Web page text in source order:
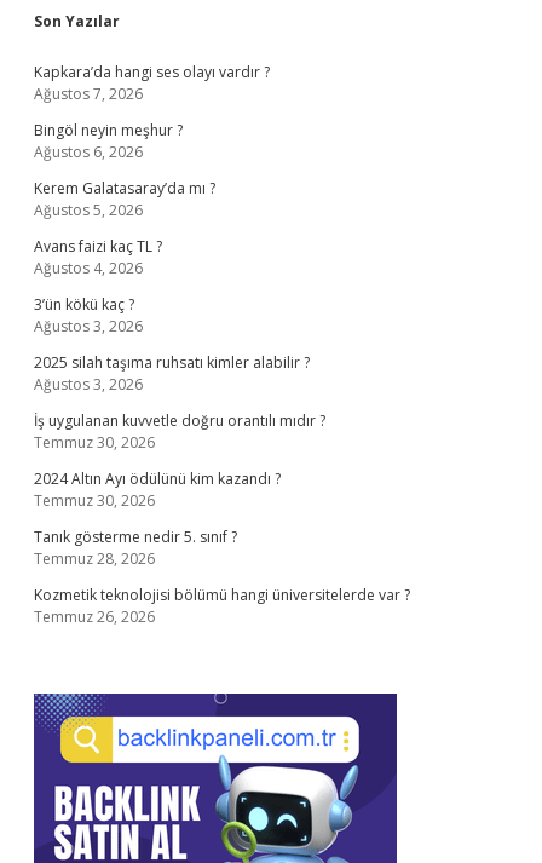
Sidebar
Son Yazılar
Kapkara’da hangi ses olayı vardır ?
Ağustos 7, 2026
Bingöl neyin meşhur ?
Ağustos 6, 2026
Kerem Galatasaray’da mı ?
Ağustos 5, 2026
Avans faizi kaç TL ?
Ağustos 4, 2026
3’ün kökü kaç ?
Ağustos 3, 2026
2025 silah taşıma ruhsatı kimler alabilir ?
Ağustos 3, 2026
İş uygulanan kuvvetle doğru orantılı mıdır ?
Temmuz 30, 2026
2024 Altın Ayı ödülünü kim kazandı ?
Temmuz 30, 2026
Tanık gösterme nedir 5. sınıf ?
Temmuz 28, 2026
Kozmetik teknolojisi bölümü hangi üniversitelerde var ?
Temmuz 26, 2026